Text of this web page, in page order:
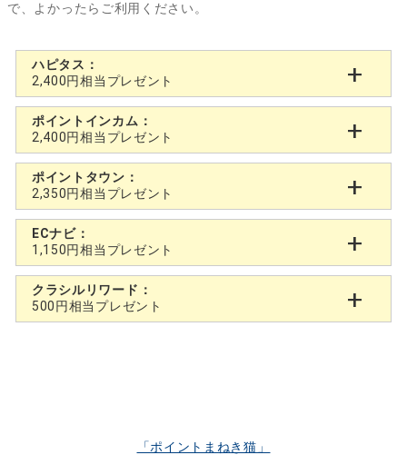
で、よかったらご利用ください。
ハピタス：
2,400円相当プレゼント
ポイントインカム：
2,400円相当プレゼント
ポイントタウン：
2,350円相当プレゼント
ECナビ：
1,150円相当プレゼント
クラシルリワード：
500円相当プレゼント
「ポイントまねき猫」